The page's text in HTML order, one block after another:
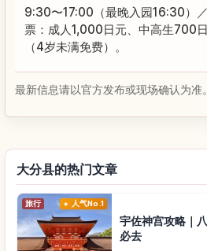
9:30〜17:00（最晚入园16:30）
票：成人1,000日元、中高生700
（4岁未满免费）。
最新信息请以官方发布或现场确认为准。
大分县的热门文章
旅行 人气No.1
宇佐神宫攻略｜
必去